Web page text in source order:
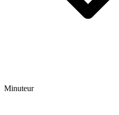
Minuteur